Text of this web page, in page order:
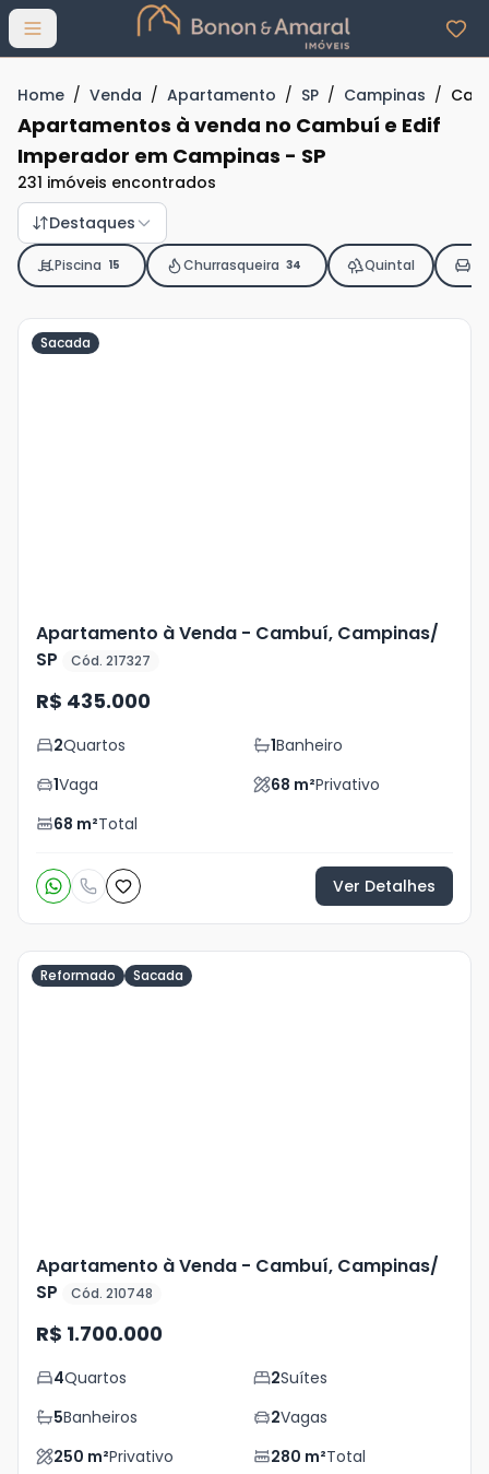
Abrir menu
Home / Venda / Apartamento / SP / Campinas /
Apartamentos à venda no Cambuí e Edif
Imperador em Campinas - SP
231 imóveis encontrados
Destaques
Piscina 15 Churrasqueira 34 Quintal
Sacada
Apartamento à Venda - Cambuí, Campinas/
SP
Cód. 217327
R$ 435.000
2Quartos 1Banheiro
1Vaga 68 m²Privativo
68 m²Total
Ver Detalhes
Reformado Sacada
Apartamento à Venda - Cambuí, Campinas/
SP
Cód. 210748
R$ 1.700.000
4Quartos 2Suítes
5Banheiros 2Vagas
250 m²Privativo 280 m²Total